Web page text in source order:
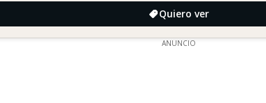
Quiero ver
ANUNCIO